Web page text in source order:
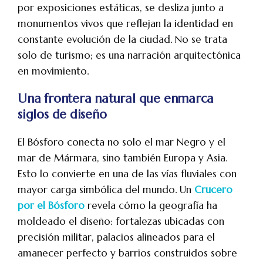
por exposiciones estáticas, se desliza junto a
monumentos vivos que reflejan la identidad en
constante evolución de la ciudad. No se trata
solo de turismo; es una narración arquitectónica
en movimiento.
Una frontera natural que enmarca
siglos de diseño
El Bósforo conecta no solo el mar Negro y el
mar de Mármara, sino también Europa y Asia.
Esto lo convierte en una de las vías fluviales con
mayor carga simbólica del mundo. Un Crucero
por el Bósforo revela cómo la geografía ha
moldeado el diseño: fortalezas ubicadas con
precisión militar, palacios alineados para el
amanecer perfecto y barrios construidos sobre